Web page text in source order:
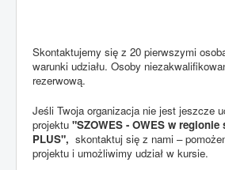
Skontaktujemy się z 20 pierwszymi
warunki udziału. Osoby
rezerwową.
Jeśli Twoja organizacja nie jest jeszcze
projektu "SZOWES - OWES w regionie
PLUS", skontaktuj się z nami –
projektu i umożliwimy udział w kursie.